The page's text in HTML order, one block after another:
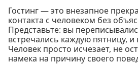
Гостинг — это внезапное
контакта с человеком без
Представьте: вы
встречались каждую пятницу,
Человек просто исчезает, не
намека на причину своего